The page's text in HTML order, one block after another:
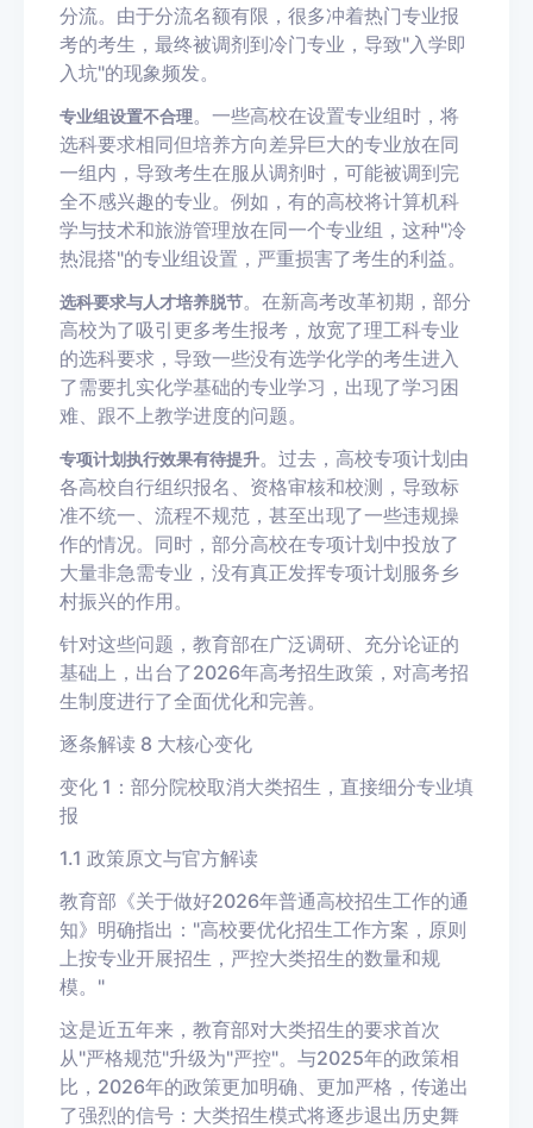
分流。由于分流名额有限，很多冲着热门专业报
考的考生，最终被调剂到冷门专业，导致"入学即
入坑"的现象频发。
专业组设置不合理。一些高校在设置专业组时，将
选科要求相同但培养方向差异巨大的专业放在同
一组内，导致考生在服从调剂时，可能被调到完
全不感兴趣的专业。例如，有的高校将计算机科
学与技术和旅游管理放在同一个专业组，这种"冷
热混搭"的专业组设置，严重损害了考生的利益。
选科要求与人才培养脱节。在新高考改革初期，部分
高校为了吸引更多考生报考，放宽了理工科专业
的选科要求，导致一些没有选学化学的考生进入
了需要扎实化学基础的专业学习，出现了学习困
难、跟不上教学进度的问题。
专项计划执行效果有待提升。过去，高校专项计划由
各高校自行组织报名、资格审核和校测，导致标
准不统一、流程不规范，甚至出现了一些违规操
作的情况。同时，部分高校在专项计划中投放了
大量非急需专业，没有真正发挥专项计划服务乡
村振兴的作用。
针对这些问题，教育部在广泛调研、充分论证的
基础上，出台了2026年高考招生政策，对高考招
生制度进行了全面优化和完善。
逐条解读 8 大核心变化
变化 1：部分院校取消大类招生，直接细分专业填
报
1.1 政策原文与官方解读
教育部《关于做好2026年普通高校招生工作的通
知》明确指出："高校要优化招生工作方案，原则
上按专业开展招生，严控大类招生的数量和规
模。"
这是近五年来，教育部对大类招生的要求首次
从"严格规范"升级为"严控"。与2025年的政策相
比，2026年的政策更加明确、更加严格，传递出
了强烈的信号：大类招生模式将逐步退出历史舞